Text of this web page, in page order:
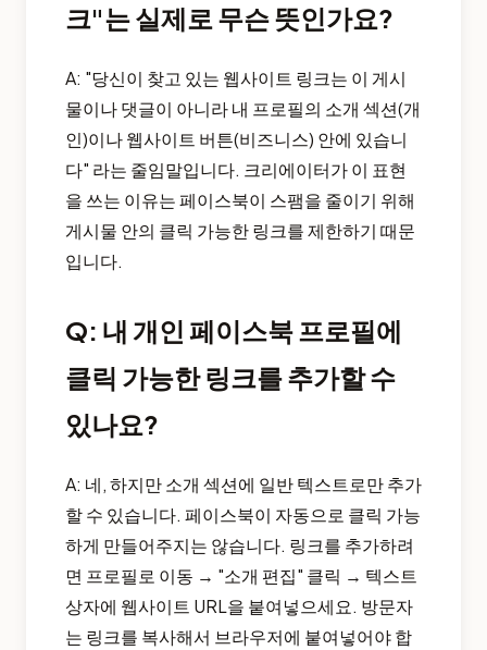
크"는 실제로 무슨 뜻인가요?
A: "당신이 찾고 있는 웹사이트 링크는 이 게시
물이나 댓글이 아니라 내 프로필의 소개 섹션(개
인)이나 웹사이트 버튼(비즈니스) 안에 있습니
다" 라는 줄임말입니다. 크리에이터가 이 표현
을 쓰는 이유는 페이스북이 스팸을 줄이기 위해
게시물 안의 클릭 가능한 링크를 제한하기 때문
입니다.
Q: 내 개인 페이스북 프로필에
클릭 가능한 링크를 추가할 수
있나요?
A: 네, 하지만 소개 섹션에 일반 텍스트로만 추가
할 수 있습니다. 페이스북이 자동으로 클릭 가능
하게 만들어주지는 않습니다. 링크를 추가하려
면 프로필로 이동 → "소개 편집" 클릭 → 텍스트
상자에 웹사이트 URL을 붙여넣으세요. 방문자
는 링크를 복사해서 브라우저에 붙여넣어야 합